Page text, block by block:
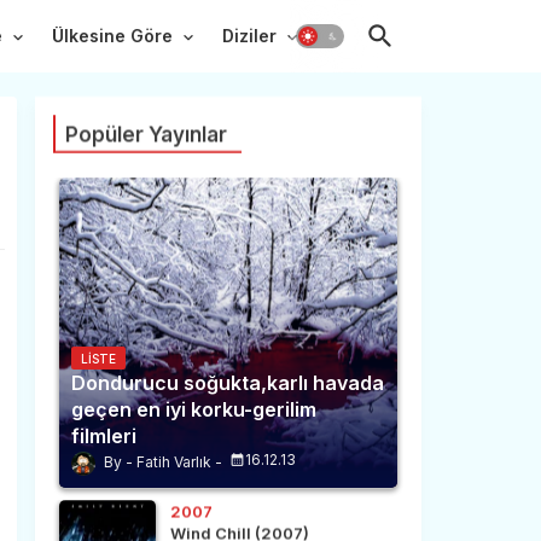
Ülkesine Göre Diziler
Popüler Yayınlar
LISTE
Dondurucu soğukta,karlı havada
geçen en iyi korku-gerilim
filmleri
Fatih Varlık 16.12.13
2007
Wind Chill (2007)